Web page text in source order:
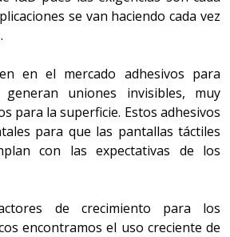
se van haciendo cada vez
en el mercado adhesivos para
uniones invisibles, muy
para la superficie. Estos adhesivos
para que las pantallas táctiles
con las expectativas de los
de crecimiento para los
encontramos el uso creciente de